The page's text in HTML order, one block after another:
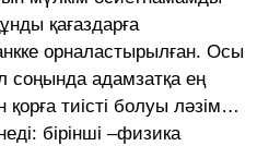
қағаздарға
орналастырылған. Осы
соңында адамзатқа ең
қорға тиісті болуы ләзім…
бірінші –физика